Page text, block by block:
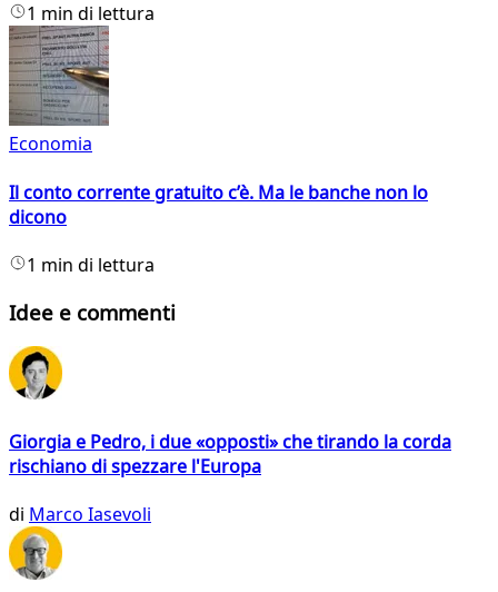
1 min di lettura
Economia
Il conto corrente gratuito c’è. Ma le banche non lo
dicono
1 min di lettura
Idee e commenti
Giorgia e Pedro, i due «opposti» che tirando la corda
rischiano di spezzare l'Europa
di Marco Iasevoli